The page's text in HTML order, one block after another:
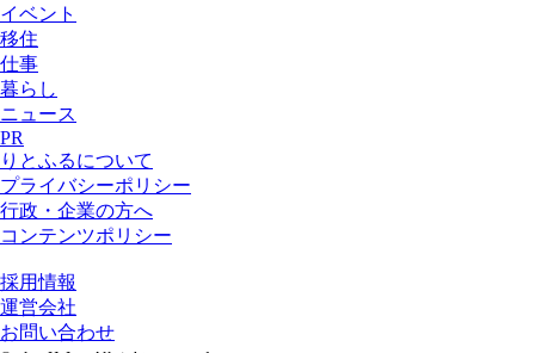
イベント
移住
仕事
暮らし
ニュース
PR
りとふるについて
プライバシーポリシー
行政・企業の方へ
コンテンツポリシー
採用情報
運営会社
お問い合わせ